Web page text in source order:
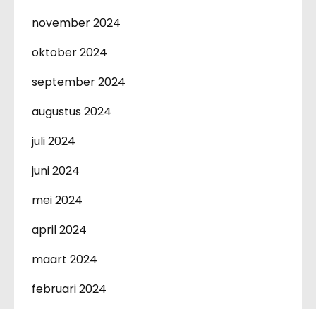
november 2024
oktober 2024
september 2024
augustus 2024
juli 2024
juni 2024
mei 2024
april 2024
maart 2024
februari 2024